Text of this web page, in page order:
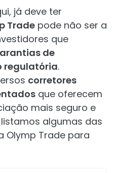
já deve ter
Trade pode não ser a
que
de
regulatória.
corretores
que oferecem
mais seguro e
algumas das
Olymp Trade para